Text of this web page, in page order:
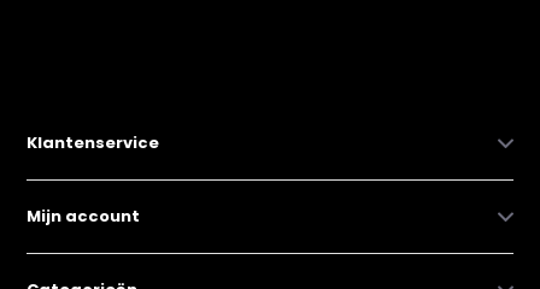
Klantenservice
Mijn account